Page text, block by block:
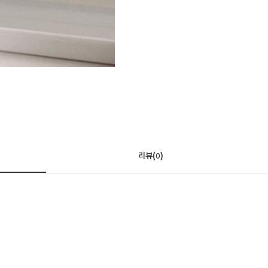
리뷰(0)